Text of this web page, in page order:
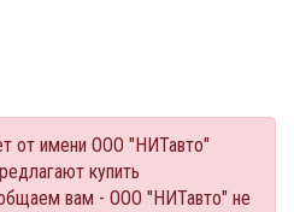
от имени ООО "НИТавто"
купить
вам - ООО "НИТавто" не